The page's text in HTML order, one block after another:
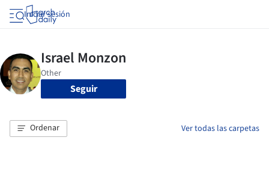
Iniciar sesión
Seguir
Ordenar Ver todas las carpetas